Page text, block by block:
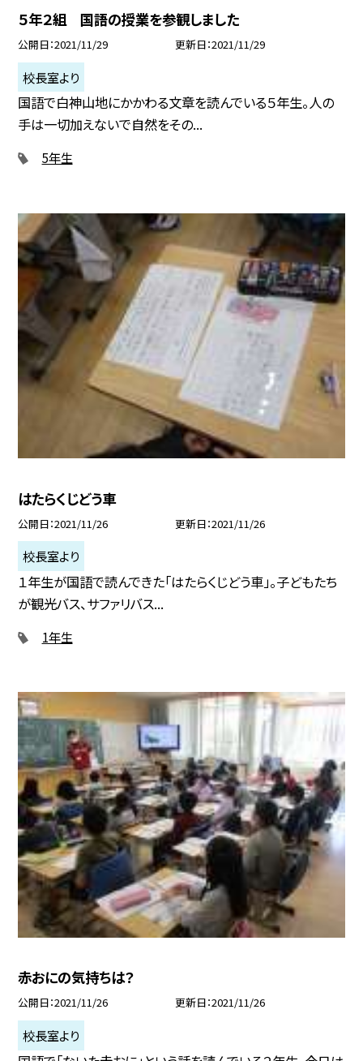
５年２組 国語の授業を参観しました
公開日 2021/11/29 更新日 2021/11/29
校長室より
国語で白神山地にかかわる文章を読んでいる５年生。人の
手は一切加えないで自然をその...
5年生
はたらくじどう車
公開日 2021/11/26 更新日 2021/11/26
校長室より
１年生が国語で読んできた「はたらくじどう車」。子どもたち
が観光バス、サファリバス...
1年生
赤おにの気持ちは？
公開日 2021/11/26 更新日 2021/11/26
校長室より